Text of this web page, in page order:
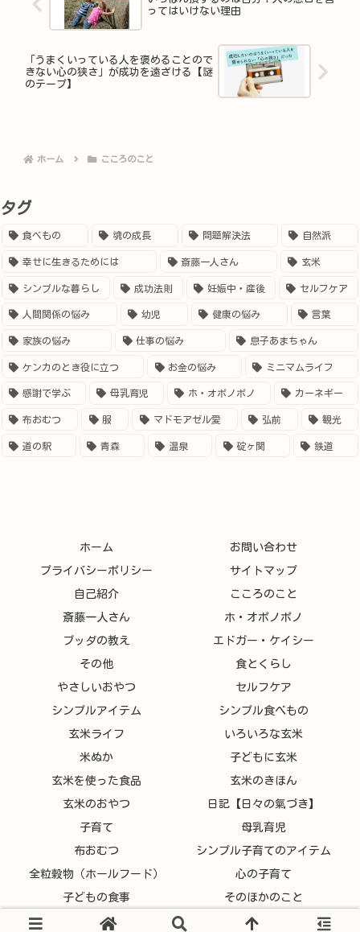
ってはいけない理由
「うまくいっている人を褒めることので
きない心の狭さ」が成功を遠ざける【謎
のテープ】
ホーム こころのこと
タグ
食べもの 魂の成長 問題解決法 自然派
幸せに生きるためには 斎藤一人さん 玄米
シンプルな暮らし 成功法則 妊娠中・産後 セルフケア
人間関係の悩み 幼児 健康の悩み 言葉
家族の悩み 仕事の悩み 息子あまちゃん
ケンカのとき役に立つ お金の悩み ミニマムライフ
感謝で学ぶ 母乳育児 ホ・オポノポノ カーネギー
布おむつ 服 マドモアゼル愛 弘前 観光
道の駅 青森 温泉 碇ヶ関 鉄道
ホーム お問い合わせ
プライバシーポリシー サイトマップ
自己紹介 こころのこと
斎藤一人さん ホ・オポノポノ
ブッダの教え エドガー・ケイシー
その他 食とくらし
やさしいおやつ セルフケア
シンプルアイテム シンプル食べもの
玄米ライフ いろいろな玄米
米ぬか 子どもに玄米
玄米を使った食品 玄米のきほん
玄米のおやつ 日記【日々の氣づき】
子育て 母乳育児
布おむつ シンプル子育てのアイテム
全粒穀物（ホールフード） 心の子育て
子どもの食事 そのほかのこと
© 2021 あまとりおブログ.